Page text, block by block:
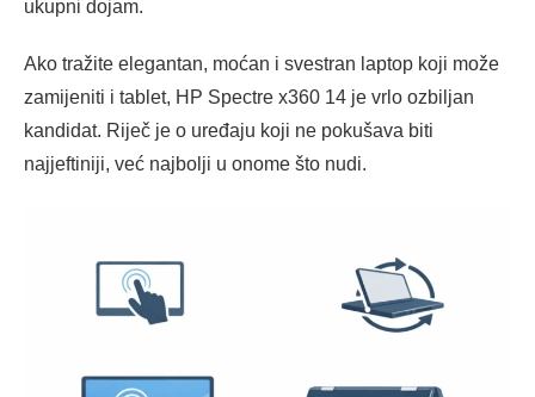
ukupni dojam.
Ako tražite elegantan, moćan i svestran laptop koji može
zamijeniti i tablet, HP Spectre x360 14 je vrlo ozbiljan
kandidat. Riječ je o uređaju koji ne pokušava biti
najjeftiniji, već najbolji u onome što nudi.